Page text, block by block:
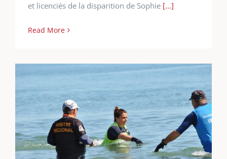
et licenciés de la disparition de Sophie [...]
Read More